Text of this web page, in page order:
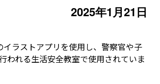
2025年1月21日
イラストアプリを使用し、警察官や子
われる生活安全教室で使用されていま